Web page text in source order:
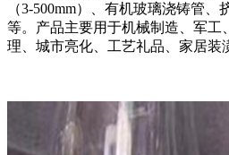
（3-500mm）、有机玻璃浇铸管
等。产品主要用于机械制造、军工
理、城市亮化、工艺礼品、家居装